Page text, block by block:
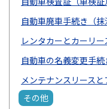
自動車廃車手続き（抹
レンタカーとカーリー
自動車の名義変更手続
メンテナンスリース
その他